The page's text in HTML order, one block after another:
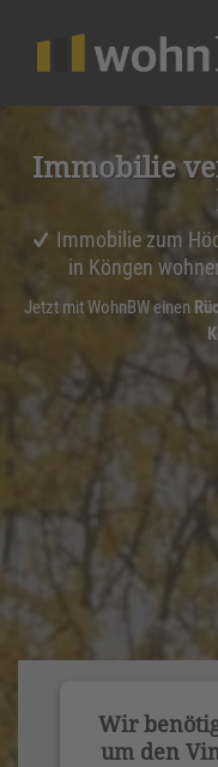
Immobilie
Immobilie zum
in Köngen
Jetzt mit WohnBW einen
Wir
um den